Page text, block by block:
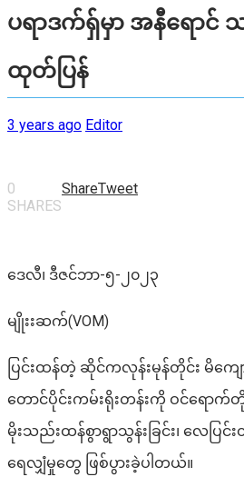
ပရာဒက်ရှ်မှာ အနီရောင်
ထုတ်ပြန်
3 years ago Editor
0
SHARES
ShareTweet
ဒေလီ၊ ဒီဇင်ဘာ-၅-၂၀၂၃
မျိုးးဆက်(VOM)
ပြင်းထန်တဲ့ ဆိုင်ကလုန်းမုန်တိုင်း မိကျေ
တောင်ပိုင်းကမ်းရိုးတန်းကို ဝင်ရော
မိုးသည်းထန်စွာရွာသွန်းခြင်း၊ လေပြင်
ရေလျှံမှုတွေ ဖြစ်ပွားခဲ့ပါတယ်။